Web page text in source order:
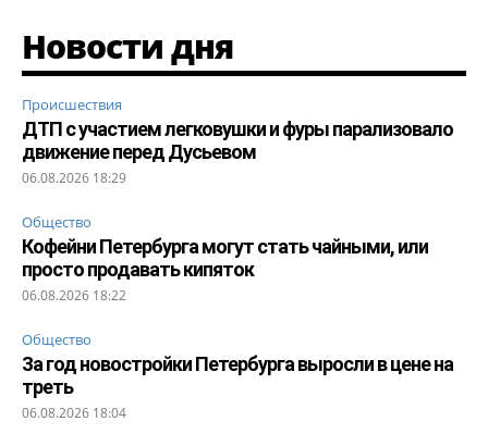
Новости дня
Происшествия
ДТП с участием легковушки и фуры парализовало
движение перед Дусьевом
06.08.2026 18:29
Общество
Кофейни Петербурга могут стать чайными, или
просто продавать кипяток
06.08.2026 18:22
Общество
За год новостройки Петербурга выросли в цене на
треть
06.08.2026 18:04